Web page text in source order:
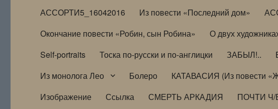
АССОРТИ5_16042016
Из повести «Последний дом»
Окончание повести «Робин, сын Робина»
О двух
Self-portraits
Тоска по-русски и по-англицки ЗАБЫЛ!..
Из монолога Лео
Болеро КАТАВАСИЯ (Из повести
Изображение
Ссылка СМЕРТЬ АРКАДИЯ ПОЧТИ Ч/